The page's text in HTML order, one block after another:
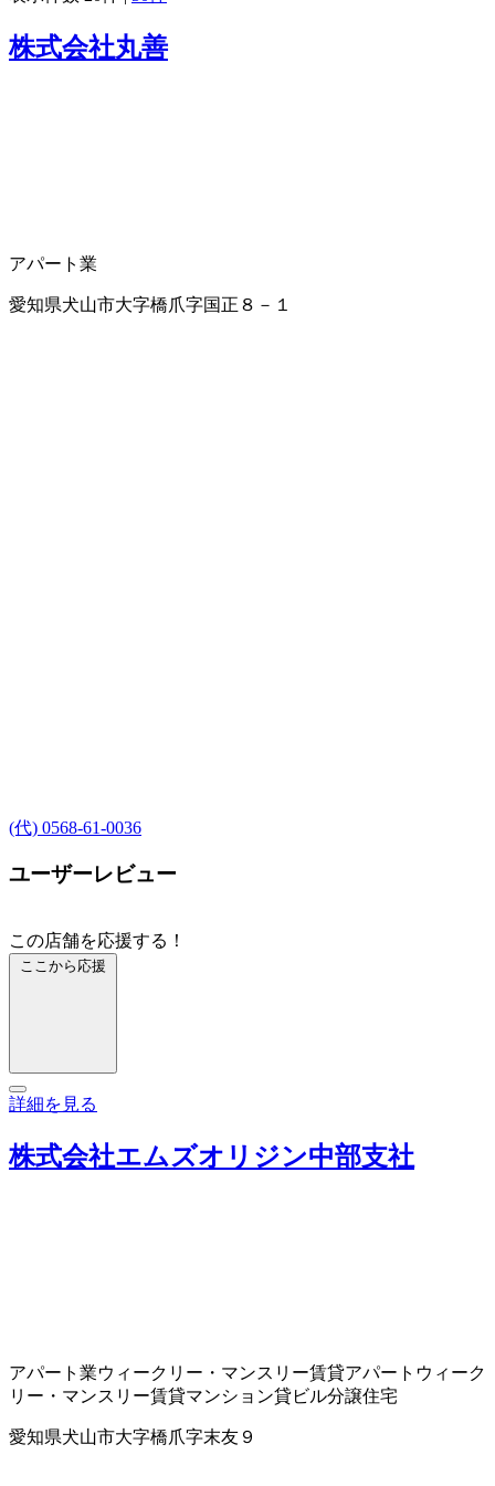
株式会社丸善
アパート業
愛知県犬山市大字橋爪字国正８－１
(代) 0568-61-0036
ユーザーレビュー
この店舗を応援する！
ここから応援
詳細を見る
株式会社エムズオリジン中部支社
アパート業ウィークリー・マンスリー賃貸アパート ウィーク
リー・マンスリー賃貸マンション貸ビル分譲住宅
愛知県犬山市大字橋爪字末友９